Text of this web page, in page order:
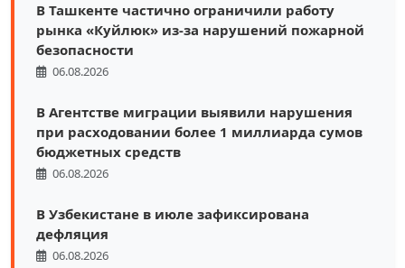
В Ташкенте частично ограничили работу
рынка «Куйлюк» из-за нарушений пожарной
безопасности
06.08.2026
В Агентстве миграции выявили нарушения
при расходовании более 1 миллиарда сумов
бюджетных средств
06.08.2026
В Узбекистане в июле зафиксирована
дефляция
06.08.2026